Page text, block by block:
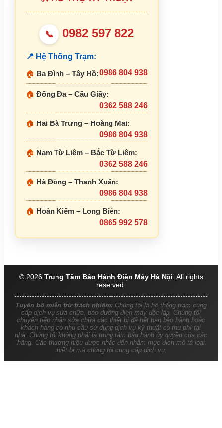
📞 0982 597 822
📍 Hệ Thống Trạm:
🏠 Ba Đình – Tây Hồ:0986 804 938
🏠 Đống Đa – Cầu Giấy:
0362 588 246
🏠 Hai Bà Trưng – Hoàng Mai:
0986 804 938
🏠 Nam Từ Liêm – Bắc Từ Liêm:
0362 588 246
🏠 Hà Đông – Thanh Xuân:
0986 804 938
🏠 Hoàn Kiếm – Long Biên:
0865 992 578
© 2026 Trung Tâm Bảo Hành Điện Máy Hà Nội . All rights
reserved.
Tuyên bố miễn trừ trách nhiệm:Chúng tôi là hệ thống trạm cung
cấp dịch vụ sửa chữa, bảo dưỡng điện máy độc lập. Chúng tôi
chuyên tiếp nhận sửa chữa các thiết bị đã hết hạn bảo hành hoặc
khách hàng có nhu cầu sử dụng dịch vụ kỹ thuật có thu phí tại
nhà. Chúng tôi không phải là trung tâm bảo hành ủy quyền của các
hãng. Các thương hiệu được nhắc đến nhằm mục đích mô tả loại
thiết bị mà chúng tôi cung cấp dịch vụ.